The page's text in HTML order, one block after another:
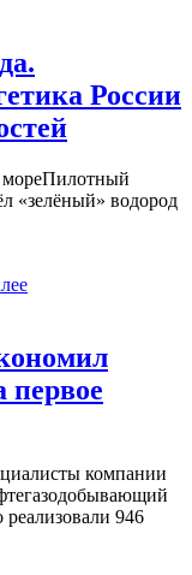
России
«зелёный» водород
первое
компании
946